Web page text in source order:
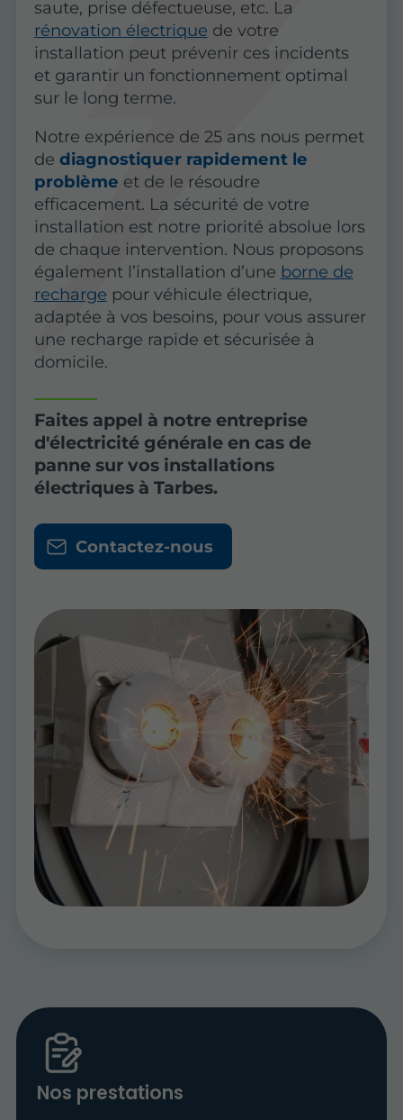
saute, prise défectueuse, etc. La
rénovation électrique de votre
installation peut prévenir ces incidents
et garantir un fonctionnement optimal
sur le long terme.
Notre expérience de 25 ans nous permet
de diagnostiquer rapidement le
problème et de le résoudre
efficacement. La sécurité de votre
installation est notre priorité absolue lors
de chaque intervention. Nous proposons
également l’installation d’une borne de
recharge pour véhicule électrique,
adaptée à vos besoins, pour vous assurer
une recharge rapide et sécurisée à
domicile.
Faites appel à notre entreprise
d'électricité générale en cas de
panne sur vos installations
électriques à Tarbes.
Contactez-nous
Nos prestations